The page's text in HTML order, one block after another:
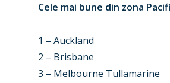
Cele mai bune din zona
1 – Auckland
2 – Brisbane
3 – Melbourne Tullamarine